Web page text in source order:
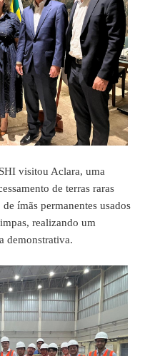
visitou Aclara, uma
de terras raras
ímãs permanentes usados
realizando um
demonstrativa.